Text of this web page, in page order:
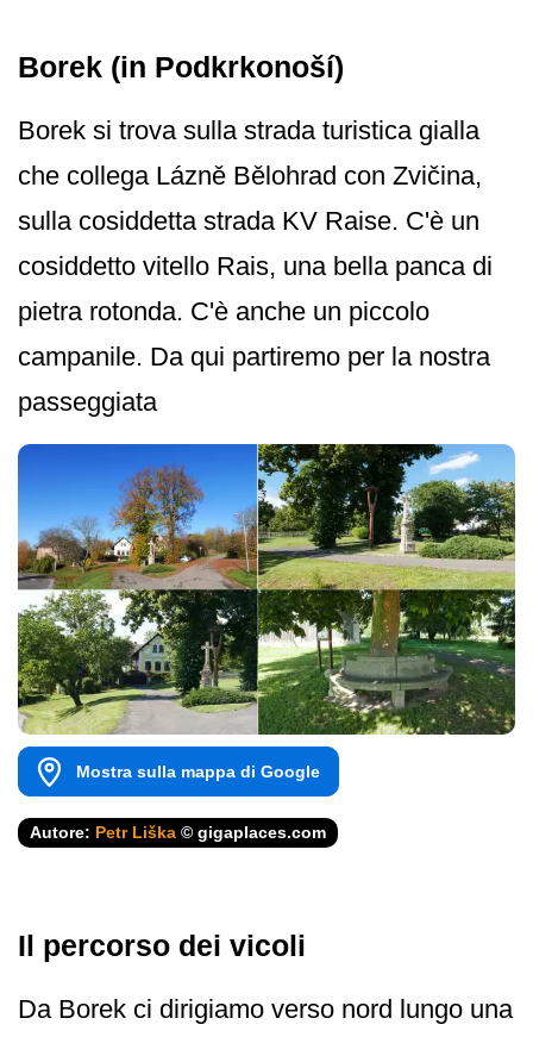
Borek (in Podkrkonoší)
Borek si trova sulla strada turistica gialla
che collega Lázně Bělohrad con Zvičina,
sulla cosiddetta strada KV Raise. C'è un
cosiddetto vitello Rais, una bella panca di
pietra rotonda. C'è anche un piccolo
campanile. Da qui partiremo per la nostra
passeggiata
Mostra sulla mappa di Google
Autore: Petr Liška © gigaplaces.com
Il percorso dei vicoli
Da Borek ci dirigiamo verso nord lungo una